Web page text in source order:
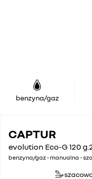
benzyna/gaz
CAPTUR
evolution Eco-G 120
benzyna/gaz - manualna -